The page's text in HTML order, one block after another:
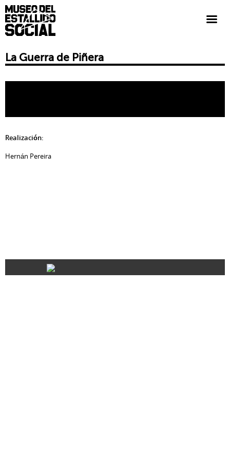
La Guerra de Piñera
Realización:
Hernán Pereira